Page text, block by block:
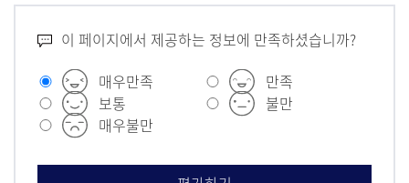
이 페이지에서 제공하는 정보에 만족하셨습니까?
매우만족
만족
보통
불만
매우불만